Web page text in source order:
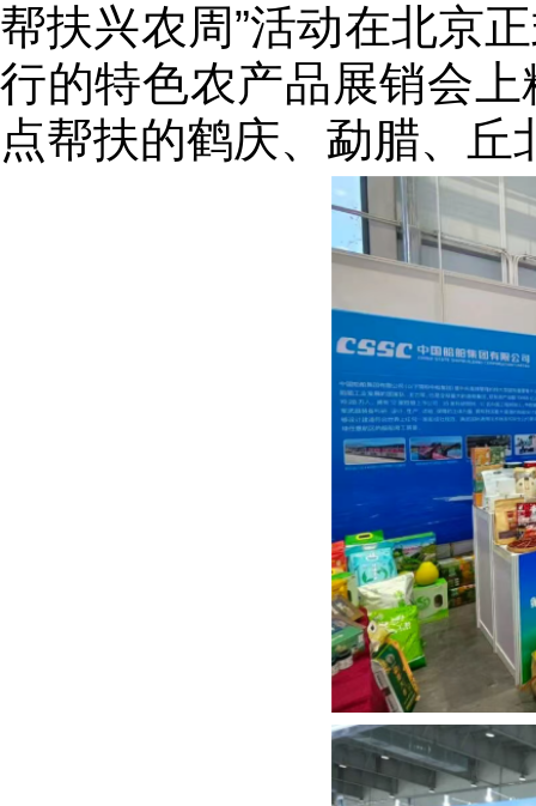
帮扶兴农周”活动在北京
行的特色农产品展销会
点帮扶的鹤庆、勐腊、